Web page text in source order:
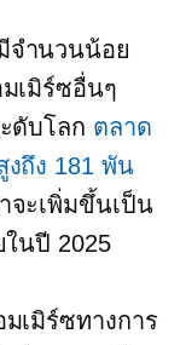
จำนวนน้อย
เมิร์ซอื่นๆ
ดับโลก ตลาด
ถึง 181 พัน
จะเพิ่มขึ้นเป็น
นปี 2025
เมิร์ซทางการ